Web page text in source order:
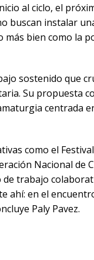
al ciclo, el
buscan instalar
más bien como la
sostenido que
Su propuesta
centrada
como el
Nacional de
de trabajo
ahí: en el
Paly Pavez.